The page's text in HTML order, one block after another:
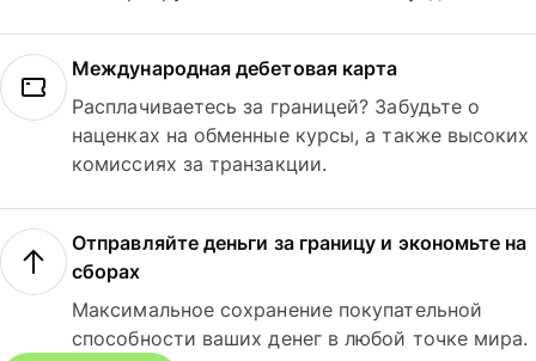
Международная дебетовая карта
Расплачиваетесь за границей? Забудьте о
наценках на обменные курсы, а также высоких
комиссиях за транзакции.
Отправляйте деньги за границу и экономьте на
сборах
Максимальное сохранение покупательной
способности ваших денег в любой точке мира.